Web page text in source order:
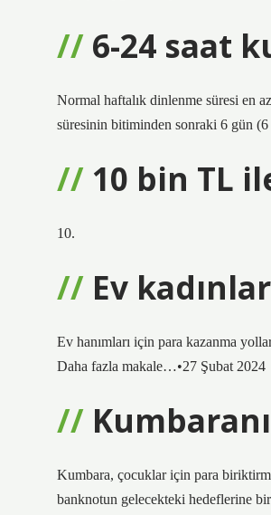
6-24 saat
Normal haftalık dinlenme süresi en
süresinin bitiminden sonraki 6 gün (6
10 bin TL
10.
Ev
Ev hanımları için para kazanma
Daha fazla makale…•27 Şubat 2024
Kumbara, çocuklar için para
banknotun gelecekteki hedeflerine